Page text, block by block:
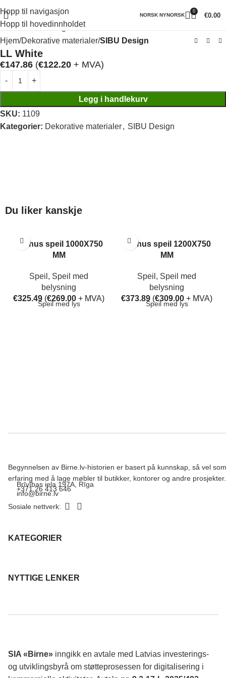
Hopp til navigasjon
Hopp til hovedinnholdet
NORSK NYNORSK
0
€0.00
Klikk for å forstørre
Hjem Dekorative materialer SIBU Design
LL White
€147.86 (€122.20 + MVA)
Legg i handlekurv
SKU: 1109
Kategorier: Dekorative materialer, SIBU Design
Du liker kanskje
Aarhus speil 1000X750
MM
Speil , Speil med
belysning
€325.49 (€269.00 + MVA)
Speil med lys
Aarhus speil 1200X750
MM
Speil , Speil med
belysning
€373.89 (€309.00 + MVA)
Speil med lys
Begynnelsen av Birne.lv-historien er basert på kunnskap, så vel som
erfaring med å lage møbler til butikker, kontorer og andre prosjekter.
Brīvības iela 197A, Rīga
+371 26 413 646
info@birne.lv
Sosiale nettverk:
KATEGORIER
NYTTIGE LENKER
SIA «Birne» inngikk en avtale med Latvias investerings-
og utviklingsbyrå om støtteprosessen for digitalisering i